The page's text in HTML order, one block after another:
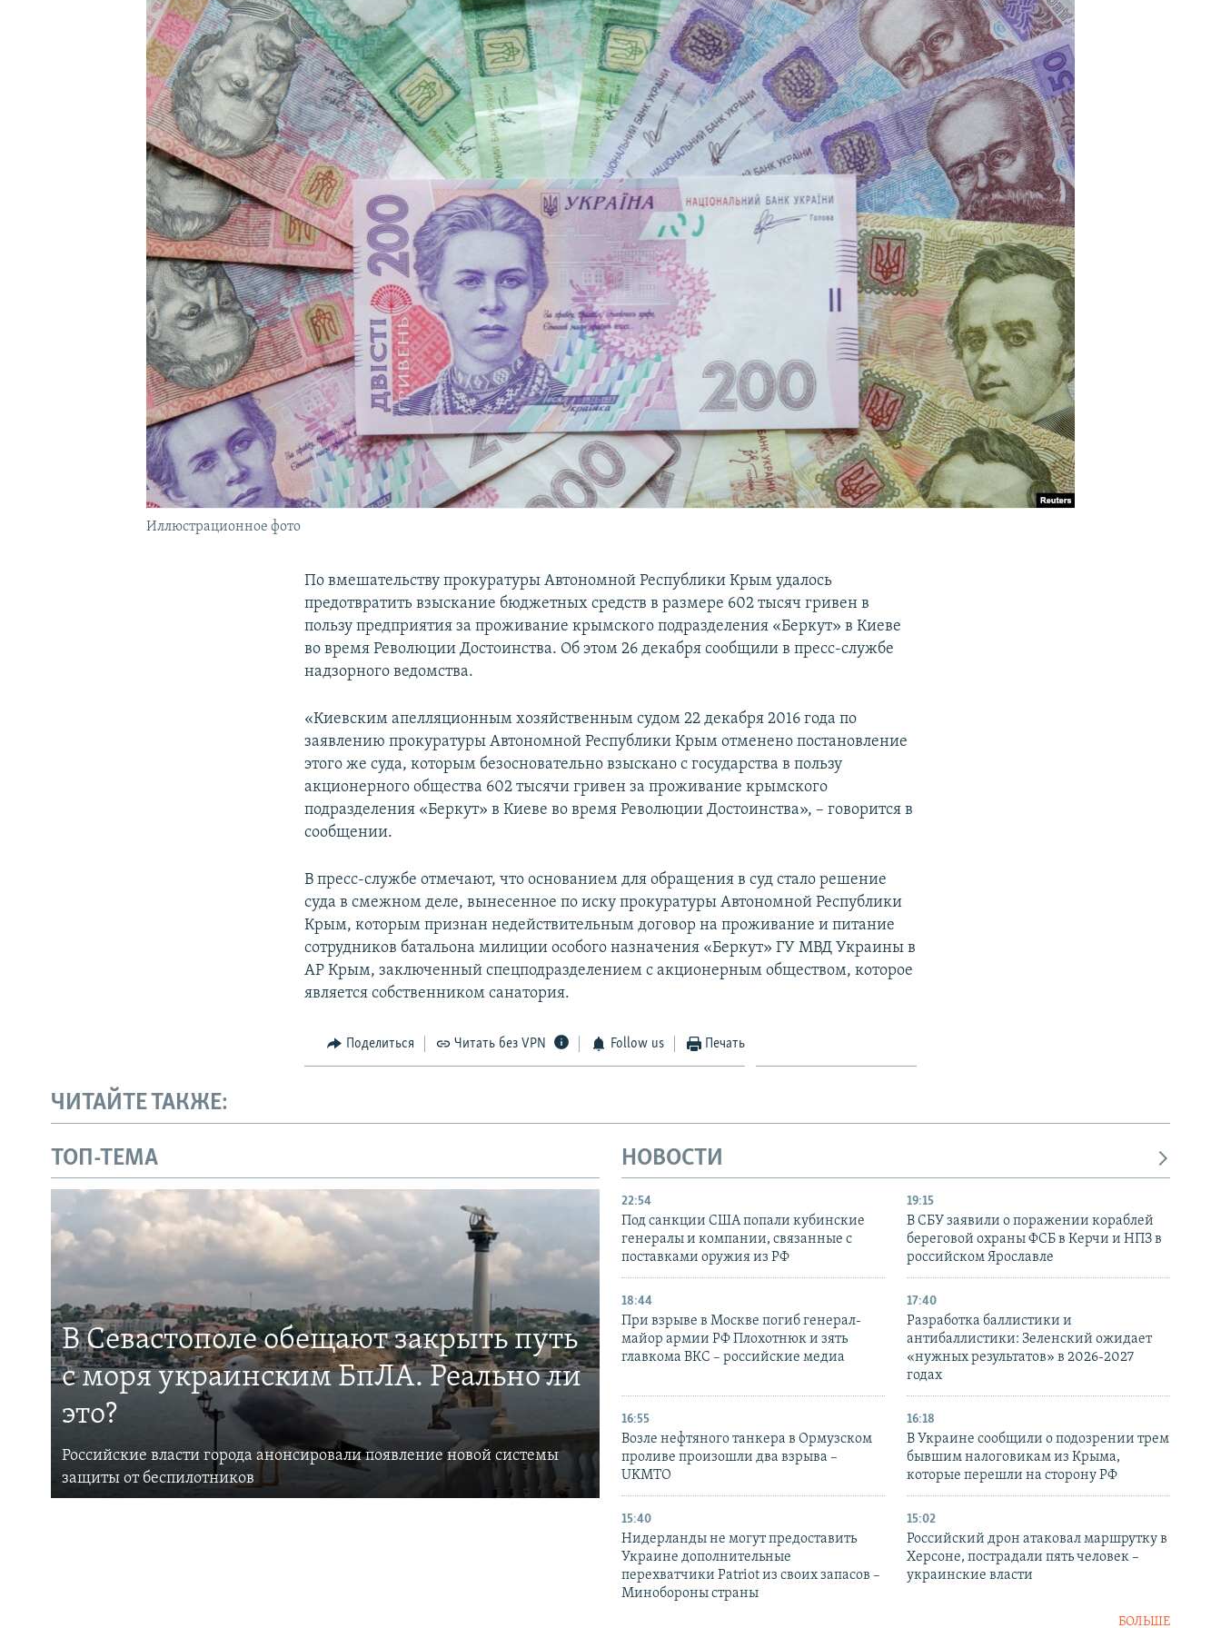
КРЫМ.НЕПОКОРЕННЫЙ
УКРАИНСКАЯ ПРОБЛЕМА КРЫМА
Иллюстрационное фото
По вмешательству прокуратуры Автономной Республики Крым удалось
предотвратить взыскание бюджетных средств в размере 602 тысяч гривен в
пользу предприятия за проживание крымского подразделения «Беркут» в Киеве
во время Революции Достоинства. Об этом 26 декабря сообщили в пресс-службе
надзорного ведомства.
«Киевским апелляционным хозяйственным судом 22 декабря 2016 года по
заявлению прокуратуры Автономной Республики Крым отменено постановление
этого же суда, которым безосновательно взыскано с государства в пользу
акционерного общества 602 тысячи гривен за проживание крымского
подразделения «Беркут» в Киеве во время Революции Достоинства», – говорится в
сообщении.
В пресс-службе отмечают, что основанием для обращения в суд стало решение
суда в смежном деле, вынесенное по иску прокуратуры Автономной Республики
Крым, которым признан недействительным договор на проживание и питание
сотрудников батальона милиции особого назначения «Беркут» ГУ МВД Украины в
АР Крым, заключенный спецподразделением с акционерным обществом, которое
является собственником санатория.
Поделиться Читать без VPN Follow us Печать
ЧИТАЙТЕ ТАКЖЕ:
ТОП-ТЕМА
В Севастополе обещают закрыть путь
с моря украинским БпЛА. Реально ли
это?
Российские власти города анонсировали появление новой системы
защиты от беспилотников
НОВОСТИ
22:54
Под санкции США попали кубинские
генералы и компании, связанные с
поставками оружия из РФ
19:15
В СБУ заявили о поражении кораблей
береговой охраны ФСБ в Керчи и НПЗ в
российском Ярославле
18:44
При взрыве в Москве погиб генерал-
майор армии РФ Плохотнюк и зять
главкома ВКС – российские медиа
17:40
Разработка баллистики и
антибаллистики: Зеленский ожидает
«нужных результатов» в 2026-2027
годах
16:55
Возле нефтяного танкера в Ормузском
проливе произошли два взрыва –
UKMTO
16:18
В Украине сообщили о подозрении трем
бывшим налоговикам из Крыма,
которые перешли на сторону РФ
15:40
Нидерланды не могут предоставить
Украине дополнительные
перехватчики Patriot из своих запасов –
Минобороны страны
15:02
Российский дрон атаковал маршрутку в
Херсоне, пострадали пять человек –
украинские власти
БОЛЬШЕ